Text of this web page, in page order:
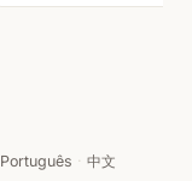
Português · 中文